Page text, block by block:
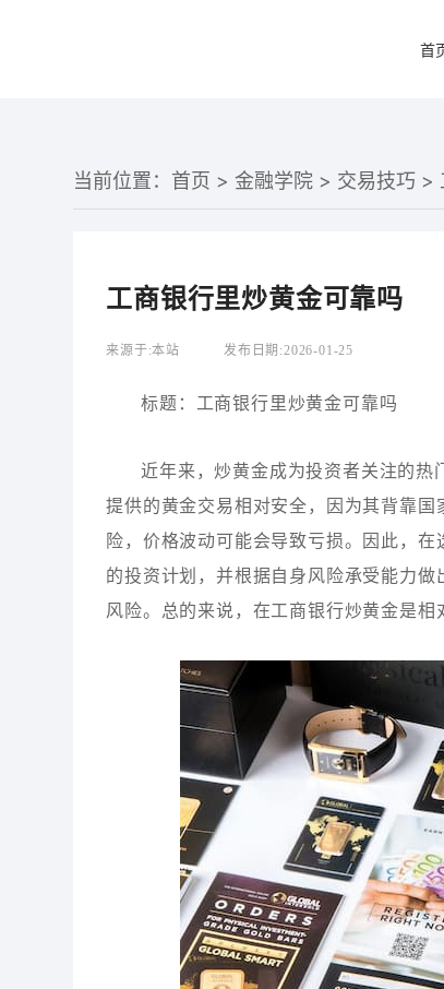
首
当前位置： 首页 >金融学院 > 交易技巧 >
工商银行里炒黄金可靠吗
来源于:本站 发布日期:2026-01-25
标题：工商银行里炒黄金可靠吗
近年来，炒黄金成为投资者关注的
提供的黄金交易相对安全，因为其背靠
险，价格波动可能会导致亏损。因此，
的投资计划，并根据自身风险承受能力
风险。总的来说，在工商银行炒黄金是相